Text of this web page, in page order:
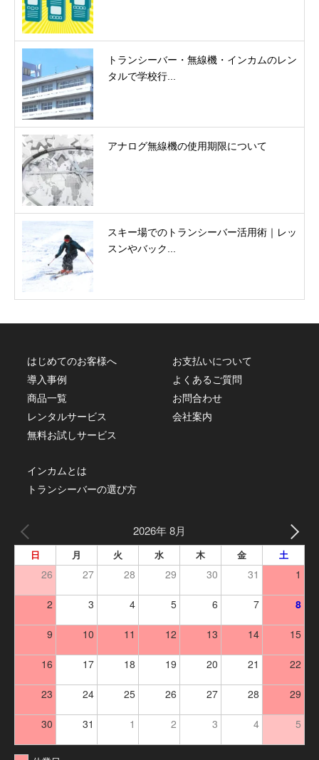
トランシーバー・無線機・インカムのレン
タルで学校行...
アナログ無線機の使用期限について
スキー場でのトランシーバー活用術｜レッ
スンやバック...
はじめてのお客様へ
導入事例
商品一覧
レンタルサービス
無料お試しサービス
お支払いについて
よくあるご質問
お問合わせ
会社案内
インカムとは
トランシーバーの選び方
2026年 8月
日 月 火 水 木 金 土
26 27 28 29 30 31 1
2 3 4 5 6 7 8
9 10 11 12 13 14 15
16 17 18 19 20 21 22
23 24 25 26 27 28 29
30 31 1 2 3 4 5